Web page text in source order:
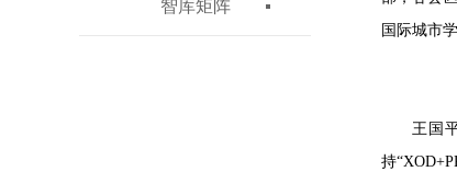
智库矩阵
国际城市
王国
持